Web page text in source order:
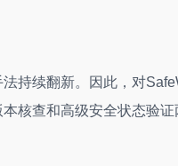
法持续翻新。因此，对
本核查和高级安全状态验证